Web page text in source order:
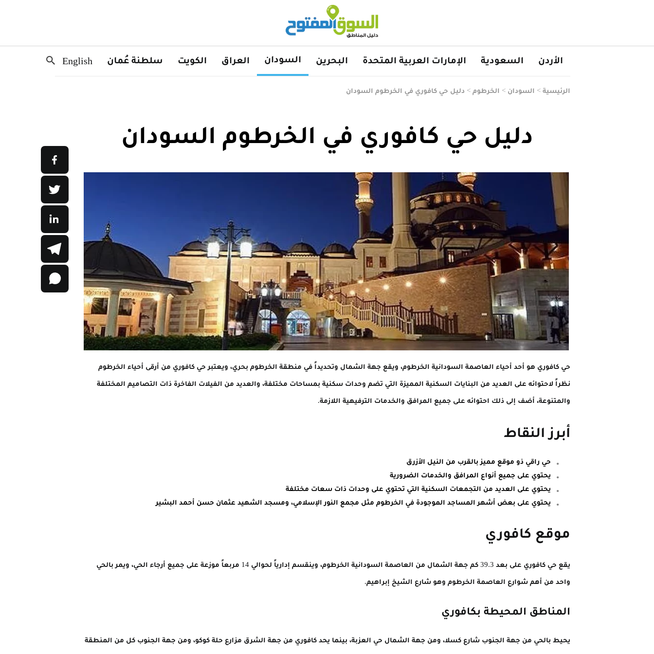
الأردن السعودية الإمارات العربية المتحدة البحرين السودان العراق الكويت سلطنة عُمان English
الرئيسية > السودان > الخرطوم > دليل حي كافوري في الخرطوم السودان
دليل حي كافوري في الخرطوم السودان
حي كافوري هو أحد أحياء العاصمة السودانية الخرطوم، ويقع جهة الشمال وتحديداً في منطقة الخرطوم بحري، ويعتبر حي كافوري من أرقى أحياء الخرطوم
نظراً لاحتوائه على العديد من البنايات السكنية المميزة التي تضم وحدات سكنية بمساحات مختلفة، والعديد من الفيلات الفاخرة ذات التصاميم المختلفة
والمتنوعة، أضف إلى ذلك احتوائه على جميع المرافق والخدمات الترفيهية اللازمة.
أبرز النقاط
حي راقي ذو موقع مميز بالقرب من النيل الأزرق
يحتوي على جميع أنواع المرافق والخدمات الضرورية
يحتوي على العديد من التجمعات السكنية التي تحتوي على وحدات ذات سعات مختلفة
يحتوي على بعض أشهر المساجد الموجودة في الخرطوم مثل مجمع النور الإسلامي، ومسجد الشهيد عثمان حسن أحمد البشير
موقع كافوري
يقع حي كافوري على بعد 39.3 كم جهة الشمال من العاصمة السودانية الخرطوم، وينقسم إدارياً لحوالي 14 مربعاً موزعة على جميع أرجاء الحي، ويمر بالحي
واحد من أهم شوارع العاصمة الخرطوم وهو شارع الشيخ إبراهيم.
المناطق المحيطة بكافوري
يحيط بالحي من جهة الجنوب شارع كسلا، ومن جهة الشمال حي العزبة، بينما يحد كافوري من جهة الشرق مزارع حلة كوكو، ومن جهة الجنوب كل من المنطقة